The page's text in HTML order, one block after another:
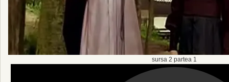
sursa 2 partea 1